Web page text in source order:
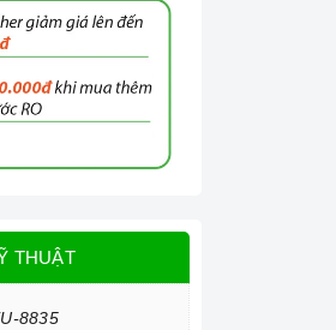
THUẬT
8835